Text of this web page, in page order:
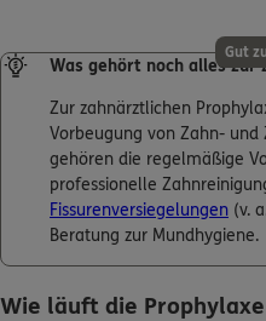
Gut
Was gehört noch alles zur
Zur zahnärztlichen
Vorbeugung von Zahn- und
gehören die regelmäßige
professionelle
Fissurenversiegelungen (v.
Beratung zur Mundhygiene.
Wie läuft die Prophylaxe